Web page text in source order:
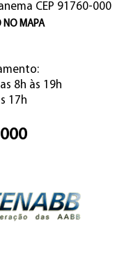
CEP 91760-000
NO MAPA
8h às 19h
17h